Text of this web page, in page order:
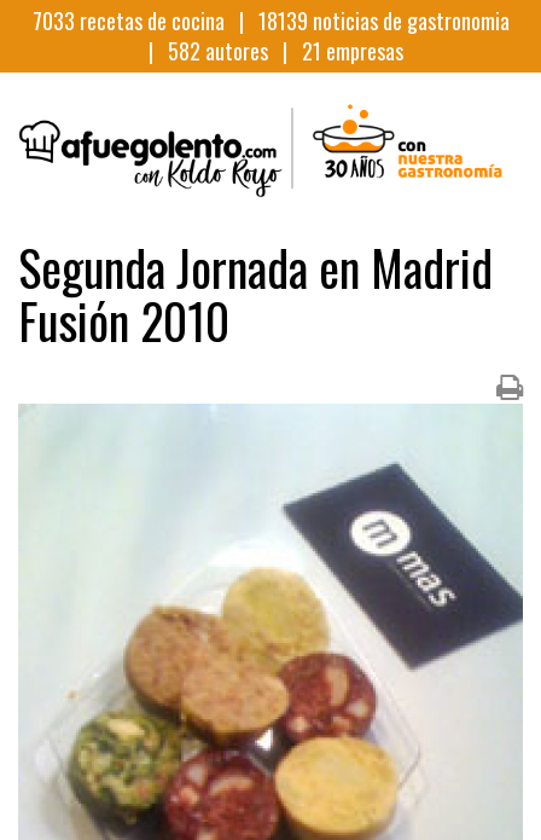
7033 recetas de cocina | 18139 noticias de gastronomia
| 582 autores | 21 empresas
Segunda Jornada en Madrid
Fusión 2010